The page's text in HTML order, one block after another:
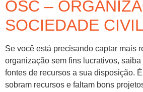
OSC –
SOCIEDADE CIVIL
Se você está precisando captar mais
organização sem fins lucrativos,
fontes de recursos a sua disposição.
sobram recursos e faltam bons